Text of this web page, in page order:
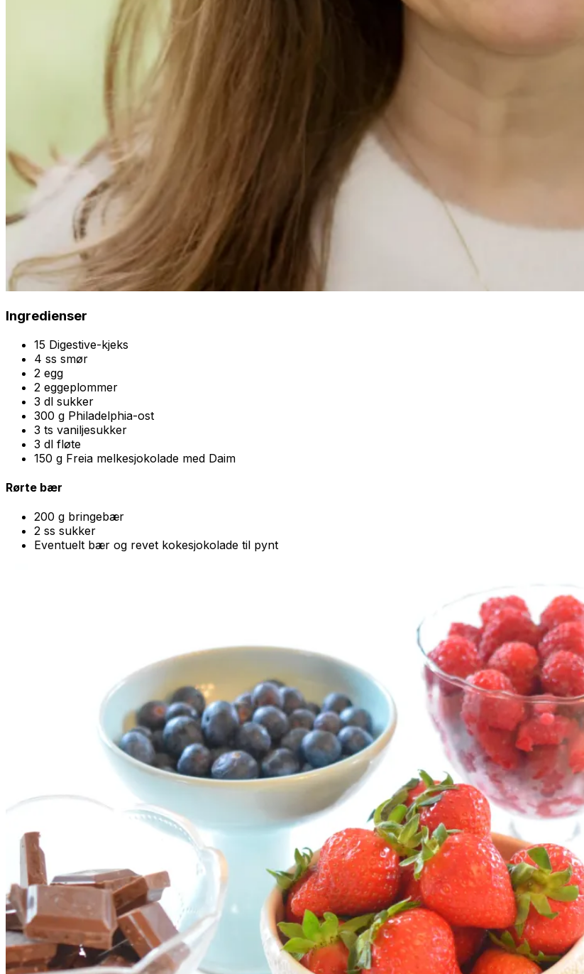
Ingredienser
15 Digestive-kjeks
4 ss smør
2 egg
2 eggeplommer
3 dl sukker
300 g Philadelphia-ost
3 ts vaniljesukker
3 dl fløte
150 g Freia melkesjokolade med Daim
Rørte bær
200 g bringebær
2 ss sukker
Eventuelt bær og revet kokesjokolade til pynt